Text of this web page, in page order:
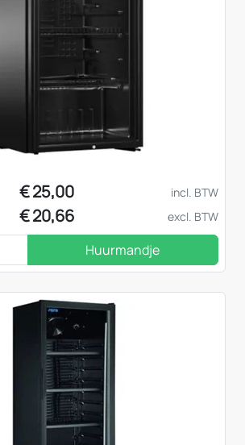
€25,00
incl. BTW
€20,66 excl. BTW
Huurmandje